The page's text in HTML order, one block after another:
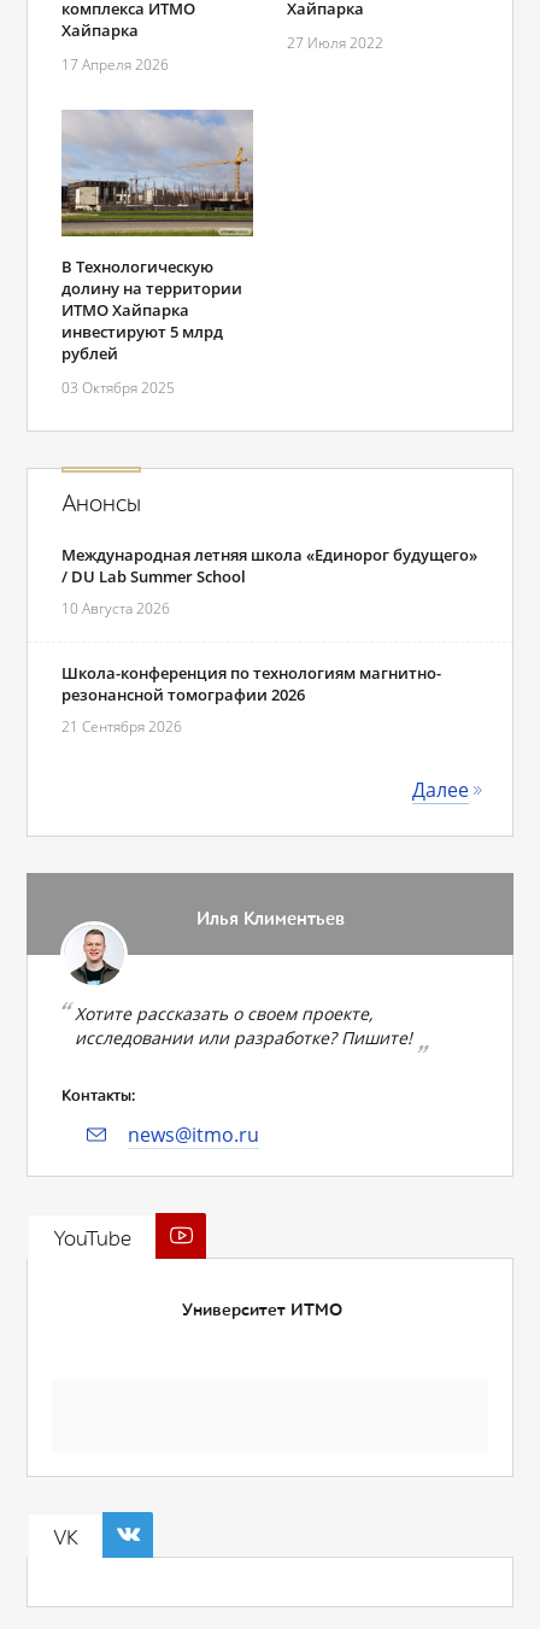
комплекса ИТМО
Хайпарка
17 Апреля 2026
Хайпарка
27 Июля 2022
В Технологическую
долину на территории
ИТМО Хайпарка
инвестируют 5 млрд
рублей
03 Октября 2025
Анонсы
Международная летняя школа «Единорог будущего»
/ DU Lab Summer School
10 Августа 2026
Школа-конференция по технологиям магнитно-
резонансной томографии 2026
21 Сентября 2026
Далее
Илья Климентьев
Хотите рассказать о своем проекте,
исследовании или разработке? Пишите!
Контакты:
news@itmo.ru
YouTube
Университет ИТМО
VK